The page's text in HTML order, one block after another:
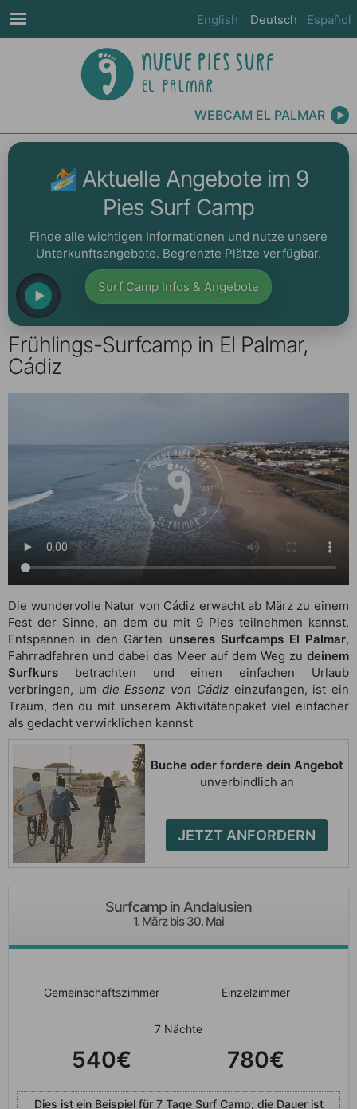
English Deutsch Español
WEBCAM EL PALMAR
🏄‍ Aktuelle Angebote im 9
Pies Surf Camp
Finde alle wichtigen Informationen und nutze unsere
Unterkunftsangebote. Begrenzte Plätze verfügbar.
Surf Camp Infos & Angebote
Frühlings-Surfcamp in El Palmar,
Cádiz
Die wundervolle Natur von Cádiz erwacht ab März zu einem
Fest der Sinne, an dem du mit 9 Pies teilnehmen kannst.
Entspannen in den Gärten unseres Surfcamps El Palmar,
Fahrradfahren und dabei das Meer auf dem Weg zu deinem
Surfkurs betrachten und einen einfachen Urlaub
verbringen, um die Essenz von Cádizeinzufangen, ist ein
Traum, den du mit unserem Aktivitätenpaket viel einfacher
als gedacht verwirklichen kannst
Buche oder fordere dein Angebot
unverbindlich an
JETZT ANFORDERN
Surfcamp in Andalusien
1. März bis 30. Mai
Gemeinschaftszimmer Einzelzimmer
7 Nächte
540€ 780€
Dies ist ein Beispiel für 7 Tage Surf Camp; die Dauer ist